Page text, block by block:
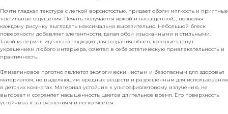
Почти гладкая текстура с легкой ворсистостью, придает обоям мягкость и приятные
тактильные ощущения. Печать получается яркой и насыщенной, , позволяя
каждому рисунку выглядеть максимально выразительно. Небольшой блеск
поверхности добавляет элегантности, делая обои изысканными и стильными.
Такой материал идеально подходит для создания обоев, которые станут
украшением любого интерьера, сочетая в себе эстетическую привлекательность и
практичность.
Флизелиновое полотно является экологически чистым и безопасным для здоровья
материалом, не выделяющим вредных веществ и разрешенным для использования
в детских комнатах. Материал устойчив к ультрафиолетовому излучению, не
выгорает и сохраняет насыщенность цветов длительное время. Его поверхность
устойчива к загрязнениям и легко моется.